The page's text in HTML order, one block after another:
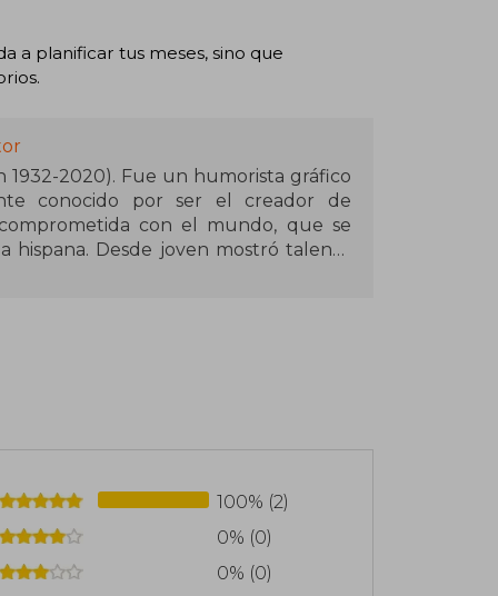
a planificar tus meses, sino que
1932-2020). Fue un humorista gráfico
conocido por ser el creador de
con el mundo, que se
Desde joven mostró talento
de Bellas Artes, se dedicó por
reconociendo su inmenso aporte al
100% (2)
0% (0)
0% (0)